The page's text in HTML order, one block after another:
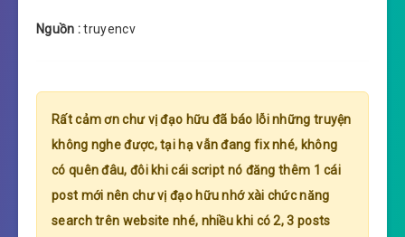
Nguồn :truyencv
Rất cảm ơn chư vị đạo hữu đã báo lỗi những truyện
không nghe được, tại hạ vẫn đang fix nhé, không
có quên đâu, đôi khi cái script nó đăng thêm 1 cái
post mới nên chư vị đạo hữu nhớ xài chức năng
search trên website nhé, nhiều khi có 2, 3 posts